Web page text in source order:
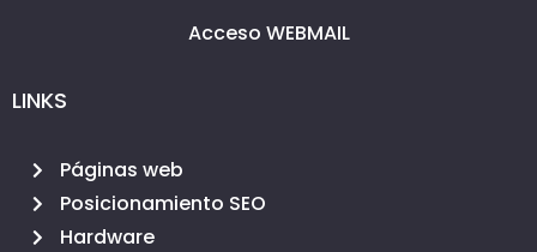
Acceso WEBMAIL
LINKS
Páginas web
Posicionamiento SEO
Hardware